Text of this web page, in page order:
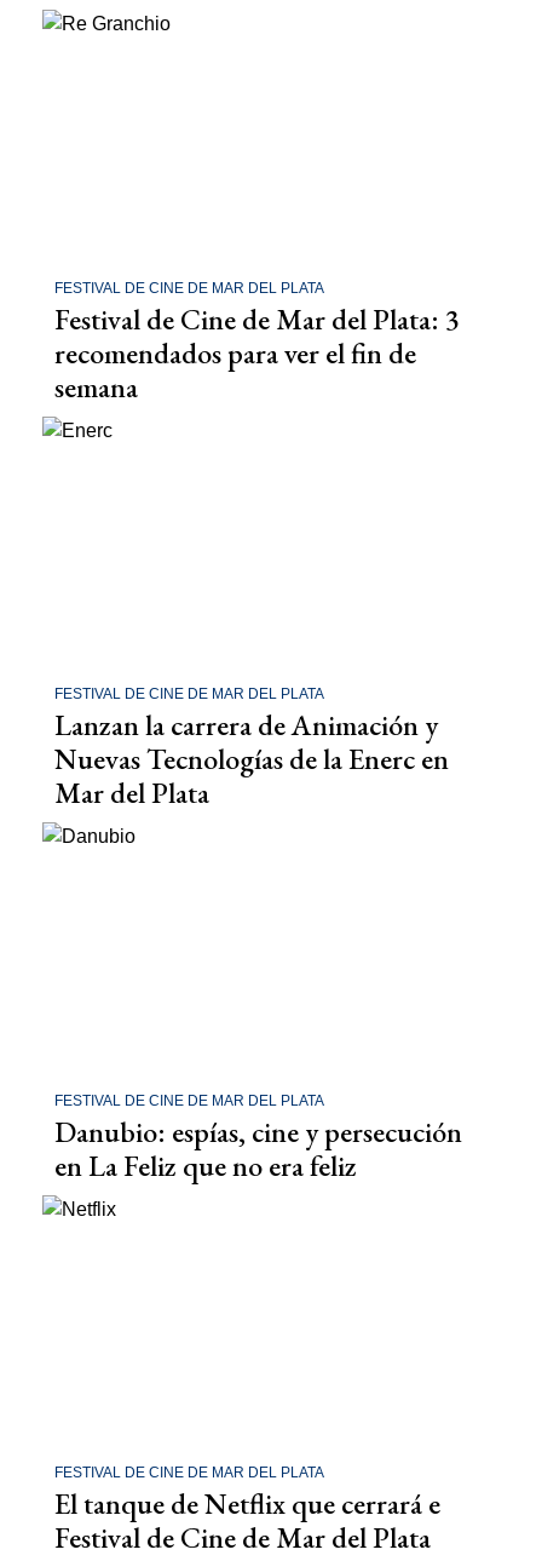
FESTIVAL DE CINE DE MAR DEL PLATA
Festival de Cine de Mar del Plata: 3
recomendados para ver el fin de
semana
FESTIVAL DE CINE DE MAR DEL PLATA
Lanzan la carrera de Animación y
Nuevas Tecnologías de la Enerc en
Mar del Plata
FESTIVAL DE CINE DE MAR DEL PLATA
Danubio: espías, cine y persecución
en La Feliz que no era feliz
FESTIVAL DE CINE DE MAR DEL PLATA
El tanque de Netflix que cerrará e
Festival de Cine de Mar del Plata